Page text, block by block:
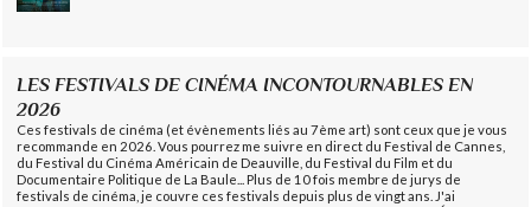
LES FESTIVALS DE CINÉMA INCONTOURNABLES EN
2026
Ces festivals de cinéma (et évènements liés au 7ème art) sont ceux que je vous
recommande en 2026. Vous pourrez me suivre en direct du Festival de Cannes,
du Festival du Cinéma Américain de Deauville, du Festival du Film et du
Documentaire Politique de La Baule... Plus de 10 fois membre de jurys de
festivals de cinéma, je couvre ces festivals depuis plus de vingt ans. J'ai